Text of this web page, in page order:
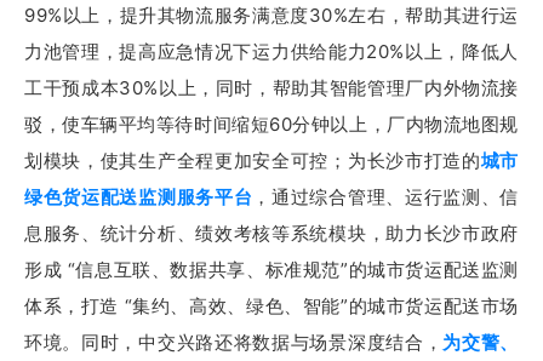
99%以上，提升其物流服务满意度30%左右，帮助其进行运
力池管理，提高应急情况下运力供给能力20%以上，降低人
工干预成本30%以上，同时，帮助其智能管理厂内外物流接
驳，使车辆平均等待时间缩短60分钟以上，厂内物流地图规
划模块，使其生产全程更加安全可控；为长沙市打造的城市
绿色货运配送监测服务平台 ，通过综合管理、运行监测、信
息服务、统计分析、绩效考核等系统模块，助力长沙市政府
形成 “信息互联、数据共享、标准规范”的城市货运配送监测
体系，打造 “集约、高效、绿色、智能”的城市货运配送市场
环境。同时，中交兴路还将数据与场景深度结合， 为交警、